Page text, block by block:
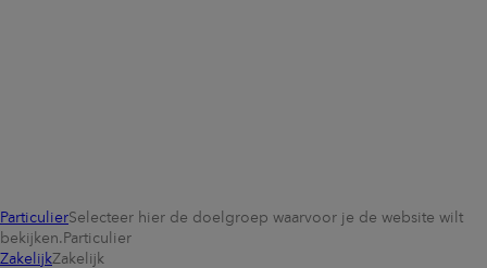
ParticulierSelecteer hier de doelgroep waarvoor je de website wilt
bekijken. Particulier
ZakelijkZakelijk